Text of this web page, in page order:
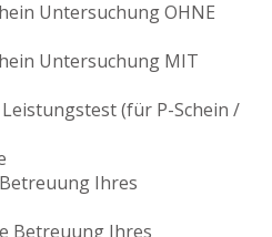
Untersuchung OHNE
Untersuchung MIT
(für P-Schein /
Ihres
Betreuung Ihres